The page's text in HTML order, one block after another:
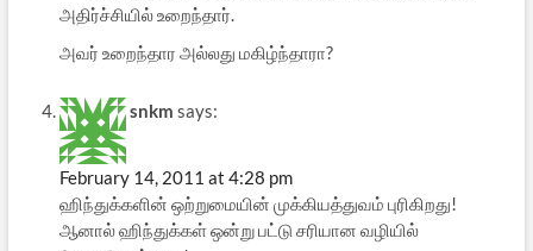
அதிர்ச்சியில் உறைந்தார்.
அவர் உறைந்தார அல்லது மகிழ்ந்தாரா?
snkm says:
February 14, 2011 at 4:28 pm
ஹிந்துக்களின் ஒற்றுமையின் முக்கியத்துவம் புரிகிறது!
ஆனால் ஹிந்துக்கள் ஒன்று பட்டு சரியான வழியில்